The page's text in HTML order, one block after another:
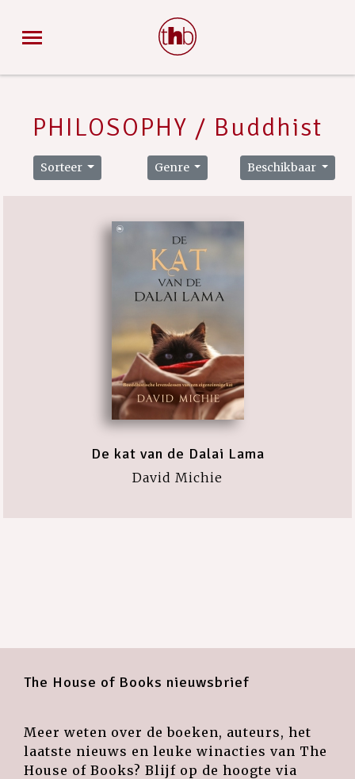
PHILOSOPHY / Buddhist
Sorteer Genre Beschikbaar
De kat van de Dalai Lama
David Michie
The House of Books nieuwsbrief
Meer weten over de boeken, auteurs, het
laatste nieuws en leuke winacties van The
House of Books? Blijf op de hoogte via